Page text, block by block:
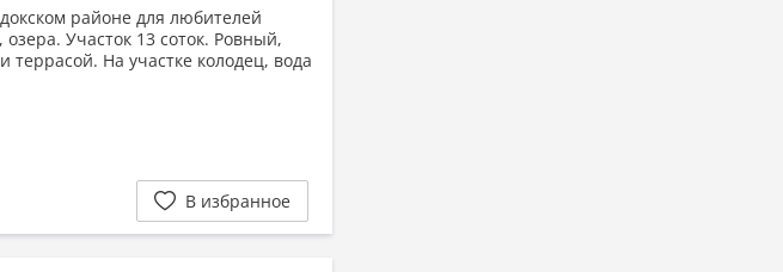
районе для любителей
Участок 13 соток. Ровный,
На участке колодец, вода
В избранное